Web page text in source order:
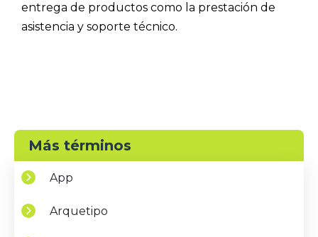
entrega de productos como la prestación de
asistencia y soporte técnico.
Más términos
App
Arquetipo